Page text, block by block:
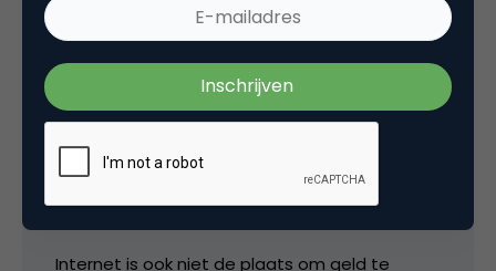
betaald. Ook trekt overheidsgeld niet meer
bezoekers.
Zakelijk gezien kan ik het begrijpen maar dan is
het de uitdaging om iets beters neer te
zetten dan de NOS en niet klagen. Lukt dat
niet dan is het beter om een andere business
te zoeken.
Internet is ook niet de plaats om geld te